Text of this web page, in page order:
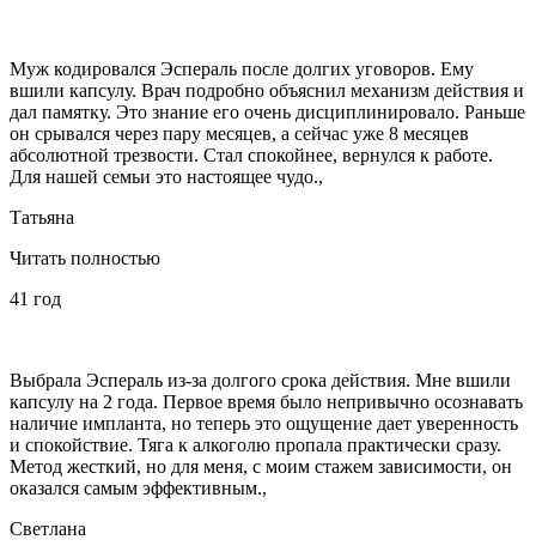
Муж кодировался Эспераль после долгих уговоров. Ему
вшили капсулу. Врач подробно объяснил механизм действия и
дал памятку. Это знание его очень дисциплинировало. Раньше
он срывался через пару месяцев, а сейчас уже 8 месяцев
абсолютной трезвости. Стал спокойнее, вернулся к работе.
Для нашей семьи это настоящее чудо.,
Татьяна
Читать полностью
41 год
Выбрала Эспераль из-за долгого срока действия. Мне вшили
капсулу на 2 года. Первое время было непривычно осознавать
наличие импланта, но теперь это ощущение дает уверенность
и спокойствие. Тяга к алкоголю пропала практически сразу.
Метод жесткий, но для меня, с моим стажем зависимости, он
оказался самым эффективным.,
Светлана